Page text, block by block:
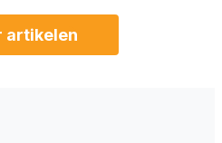
artikelen